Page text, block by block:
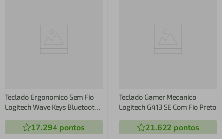
Teclado Ergonomico Sem Fio
Logitech Wave Keys Bluetooth
17.294 pontos
Teclado Gamer Mecanico
Logitech G413 SE Com Fio Preto
21.622 pontos